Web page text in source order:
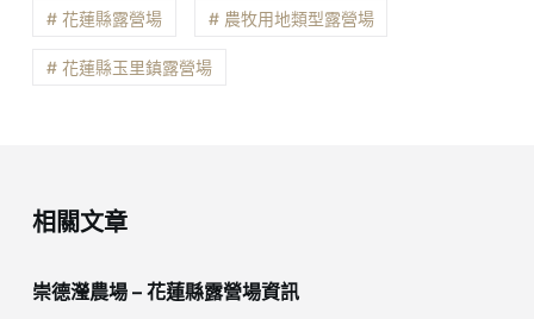
# 花蓮縣露營場 # 農牧用地類型露營場
# 花蓮縣玉里鎮露營場
相關文章
崇德瀅農場 – 花蓮縣露營場資訊